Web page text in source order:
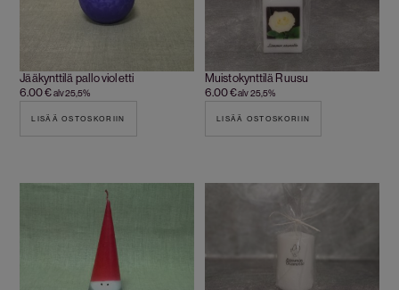
Jääkynttilä pallo violetti
6.00€alv 25,5%
LISÄÄ OSTOSKORIIN
Muistokynttilä Ruusu
6.00€alv 25,5%
LISÄÄ OSTOSKORIIN